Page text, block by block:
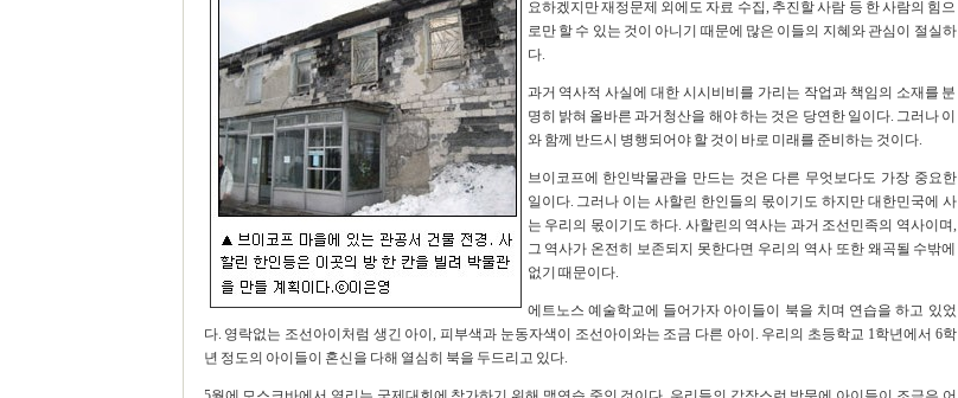
요하겠지만 재정문제 외에도 자료 수집, 추진할 사람 등 한 사람의 힘으
로만 할 수 있는 것이 아니기 때문에 많은 이들의 지혜와 관심이 절실하
다.
과거 역사적 사실에 대한 시시비비를 가리는 작업과 책임의 소재를 분
명히 밝혀 올바른 과거청산을 해야 하는 것은 당연한 일이다. 그러나 이
와 함께 반드시 병행되어야 할 것이 바로 미래를 준비하는 것이다.
브이코프에 한인박물관을 만드는 것은 다른 무엇보다도 가장 중요한
일이다. 그러나 이는 사할린 한인들의 몫이기도 하지만 대한민국에 사
는 우리의 몫이기도 하다. 사할린의 역사는 과거 조선민족의 역사이며,
그 역사가 온전히 보존되지 못한다면 우리의 역사 또한 왜곡될 수밖에
없기 때문이다.
에트노스 예술학교에 들어가자 아이들이 북을 치며 연습을 하고 있었
다. 영락없는 조선아이처럼 생긴 아이, 피부색과 눈동자색이 조선아이와는 조금 다른 아이. 우리의 초등학교 1학년에서 6학
년 정도의 아이들이 혼신을 다해 열심히 북을 두드리고 있다.